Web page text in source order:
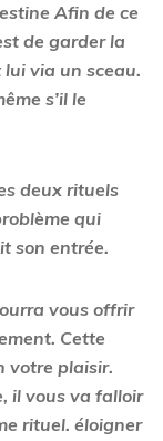
Afin de ce
de garder la
via un sceau.
s’il le
deux rituels
qui
son entrée.
vous offrir
Cette
votre plaisir.
il vous va falloir
rituel. éloigner